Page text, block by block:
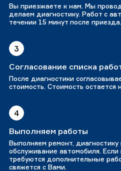
Вы приезжаете к нам. Мы
делаем диагностику. Работ с
течении 15 минут после приезда.
3
Согласование списка
После диагностики
стоимость. Стоимость остается
4
Выполняем работы
Выполняем ремонт, диагностику
обслуживание автомобиля.
требуются дополнительные
свяжется с Вами.